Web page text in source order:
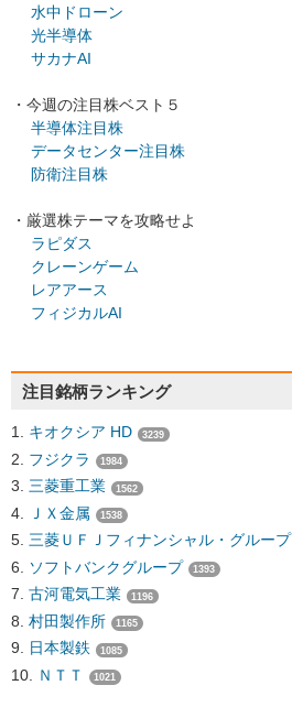
水中ドローン
光半導体
サカナAI
・今週の注目株ベスト５
半導体注目株
データセンター注目株
防衛注目株
・厳選株テーマを攻略せよ
ラピダス
クレーンゲーム
レアアース
フィジカルAI
注目銘柄ランキング
キオクシア HD 3239
フジクラ 1984
三菱重工業 1562
ＪＸ金属 1538
三菱ＵＦＪフィナンシャル・グループ
ソフトバンクグループ 1393
古河電気工業 1196
村田製作所 1165
日本製鉄 1085
ＮＴＴ 1021